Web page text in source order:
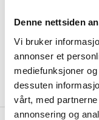
Denne nettsiden
Vi bruker
annonser et
mediefunksjoner
dessuten
vårt, med
annonsering og
Teknisk
Volum